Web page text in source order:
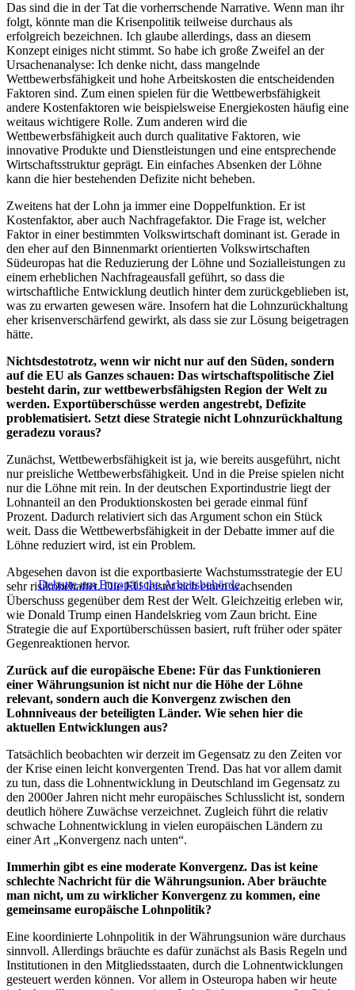
Das sind die in der Tat die vorherrschende Narrative. Wenn man ihr
folgt, könnte man die Krisenpolitik teilweise durchaus als
erfolgreich bezeichnen. Ich glaube allerdings, dass an diesem
Konzept einiges nicht stimmt. So habe ich große Zweifel an der
Ursachenanalyse: Ich denke nicht, dass mangelnde
Wettbewerbsfähigkeit und hohe Arbeitskosten die entscheidenden
Faktoren sind. Zum einen spielen für die Wettbewerbsfähigkeit
andere Kostenfaktoren wie beispielsweise Energiekosten häufig eine
weitaus wichtigere Rolle. Zum anderen wird die
Wettbewerbsfähigkeit auch durch qualitative Faktoren, wie
innovative Produkte und Dienstleistungen und eine entsprechende
Wirtschaftsstruktur geprägt. Ein einfaches Absenken der Löhne
kann die hier bestehenden Defizite nicht beheben.
Zweitens hat der Lohn ja immer eine Doppelfunktion. Er ist
Kostenfaktor, aber auch Nachfragefaktor. Die Frage ist, welcher
Faktor in einer bestimmten Volkswirtschaft dominant ist. Gerade in
den eher auf den Binnenmarkt orientierten Volkswirtschaften
Südeuropas hat die Reduzierung der Löhne und Sozialleistungen zu
einem erheblichen Nachfrageausfall geführt, so dass die
wirtschaftliche Entwicklung deutlich hinter dem zurückgeblieben ist,
was zu erwarten gewesen wäre. Insofern hat die Lohnzurückhaltung
eher krisenverschärfend gewirkt, als dass sie zur Lösung beigetragen
hätte.
Nichtsdestotrotz, wenn wir nicht nur auf den Süden, sondern
auf die EU als Ganzes schauen: Das wirtschaftspolitische Ziel
besteht darin, zur wettbewerbsfähigsten Region der Welt zu
werden. Exportüberschüsse werden angestrebt, Defizite
problematisiert. Setzt diese Strategie nicht Lohnzurückhaltung
geradezu voraus?
Zunächst, Wettbewerbsfähigkeit ist ja, wie bereits ausgeführt, nicht
nur preisliche Wettbewerbsfähigkeit. Und in die Preise spielen nicht
nur die Löhne mit rein. In der deutschen Exportindustrie liegt der
Lohnanteil an den Produktionskosten bei gerade einmal fünf
Prozent. Dadurch relativiert sich das Argument schon ein Stück
weit. Dass die Wettbewerbsfähigkeit in der Debatte immer auf die
Löhne reduziert wird, ist ein Problem.
Debatte um Europäische Arbeitsbehörde
Abgesehen davon ist die exportbasierte Wachstumsstrategie der EU
sehr risikobehaftet. Die EU leistet sich einen wachsenden
Überschuss gegenüber dem Rest der Welt. Gleichzeitig erleben wir,
wie Donald Trump einen Handelskrieg vom Zaun bricht. Eine
Strategie die auf Exportüberschüssen basiert, ruft früher oder später
Gegenreaktionen hervor.
Zurück auf die europäische Ebene: Für das Funktionieren
einer Währungsunion ist nicht nur die Höhe der Löhne
relevant, sondern auch die Konvergenz zwischen den
Lohnniveaus der beteiligten Länder. Wie sehen hier die
aktuellen Entwicklungen aus?
Tatsächlich beobachten wir derzeit im Gegensatz zu den Zeiten vor
der Krise einen leicht konvergenten Trend. Das hat vor allem damit
zu tun, dass die Lohnentwicklung in Deutschland im Gegensatz zu
den 2000er Jahren nicht mehr europäisches Schlusslicht ist, sondern
deutlich höhere Zuwächse verzeichnet. Zugleich führt die relativ
schwache Lohnentwicklung in vielen europäischen Ländern zu
einer Art „Konvergenz nach unten“.
Immerhin gibt es eine moderate Konvergenz. Das ist keine
schlechte Nachricht für die Währungsunion. Aber bräuchte
man nicht, um zu wirklicher Konvergenz zu kommen, eine
gemeinsame europäische Lohnpolitik?
Eine koordinierte Lohnpolitik in der Währungsunion wäre durchaus
sinnvoll. Allerdings bräuchte es dafür zunächst als Basis Regeln und
Institutionen in den Mitgliedsstaaten, durch die Lohnentwicklungen
gesteuert werden können. Vor allem in Osteuropa haben wir heute